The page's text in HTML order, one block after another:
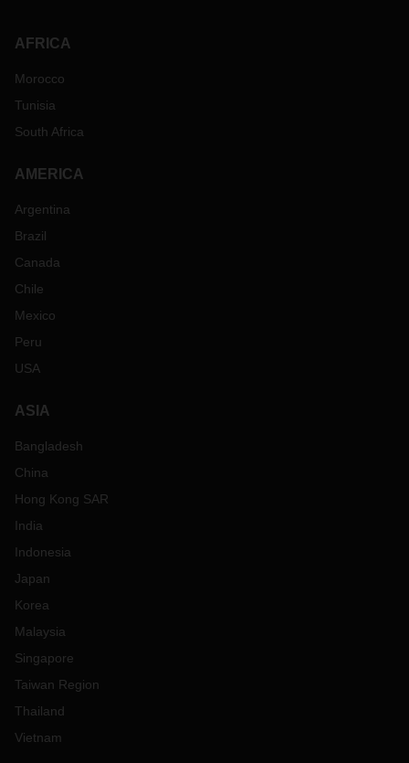
AFRICA
Morocco
Tunisia
South Africa
AMERICA
Argentina
Brazil
Canada
Chile
Mexico
Peru
USA
ASIA
Bangladesh
China
Hong Kong SAR
India
Indonesia
Japan
Korea
Malaysia
Singapore
Taiwan Region
Thailand
Vietnam